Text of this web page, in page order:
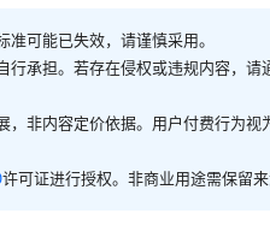
可能已失效，请谨慎采用。
承担。若存在侵权或违规内容，
非内容定价依据。用户付费行为
许可证进行授权。非商业用途需保留